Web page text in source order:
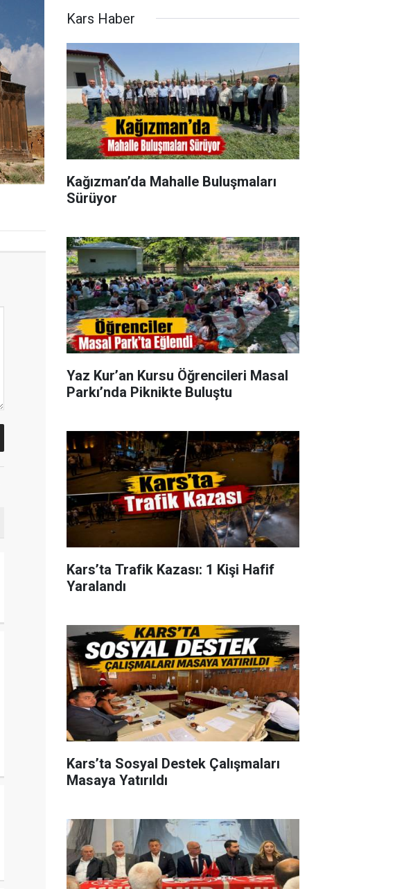
Kars Haber
Kağızman’da Mahalle Buluşmaları
Sürüyor
Yaz Kur’an Kursu Öğrencileri Masal
Parkı’nda Piknikte Buluştu
Kars’ta Trafik Kazası: 1 Kişi Hafif
Yaralandı
Kars’ta Sosyal Destek Çalışmaları
Masaya Yatırıldı